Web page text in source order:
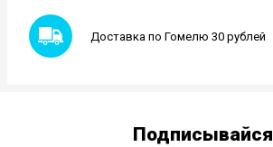
Доставка по Гомелю 30 рублей
Подписывайся